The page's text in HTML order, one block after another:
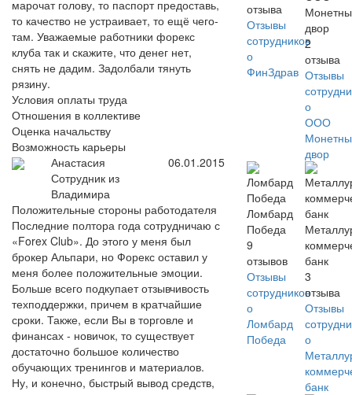
марочат голову, то паспорт предоставь,
то качество не устраивает, то ещё чего-
там. Уважаемые работники форекс
клуба так и скажите, что денег нет,
снять не дадим. Задолбали тянуть
рязину.
Условия оплаты труда
Отношения в коллективе
Оценка начальству
Возможность карьеры
Анастасия
Сотрудник из
Владимира
06.01.2015
Положительные стороны работодателя
Последние полтора года сотрудничаю с
«Forex Club». До этого у меня был
брокер Альпари, но Форекс оставил у
меня более положительные эмоции.
Больше всего подкупает отзывчивость
техподдержки, причем в кратчайшие
сроки. Также, если Вы в торговле и
финансах - новичок, то существует
достаточно большое количество
обучающих тренингов и материалов.
Ну, и конечно, быстрый вывод средств,
отзыва
Отзывы
сотрудников
о
ФинЗдрав
двор
2
отзыва
Отзывы
о
ООО
двор
Ломбард
Победа
9
отзывов
Отзывы
сотрудников
о
Ломбард
Победа
банк
3
отзыва
Отзывы
о
банк